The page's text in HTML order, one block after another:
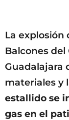
La explosión
Balcones
Guadalajara
materiales y
estallido se
gas en el